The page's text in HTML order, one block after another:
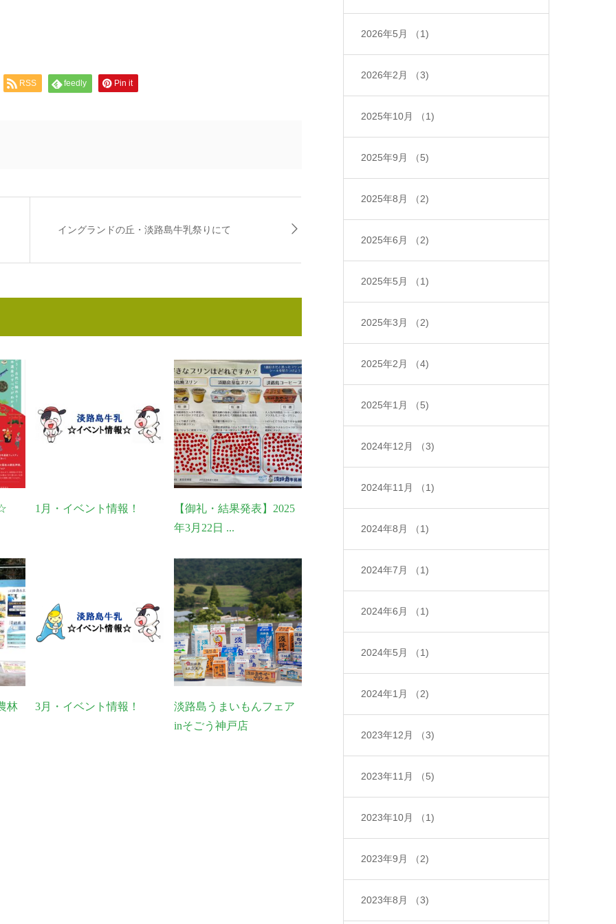
RSS feedly Pin it
イングランドの丘・淡路島牛乳祭りにて
1月・イベント情報！
【御礼・結果発表】2025
年3月22日 ...
林 3月・イベント情報！
淡路島うまいもんフェア
inそごう神戸店
2026年5月 （1)
2026年2月 （3)
2025年10月 （1)
2025年9月 （5)
2025年8月 （2)
2025年6月 （2)
2025年5月 （1)
2025年3月 （2)
2025年2月 （4)
2025年1月 （5)
2024年12月 （3)
2024年11月 （1)
2024年8月 （1)
2024年7月 （1)
2024年6月 （1)
2024年5月 （1)
2024年1月 （2)
2023年12月 （3)
2023年11月 （5)
2023年10月 （1)
2023年9月 （2)
2023年8月 （3)